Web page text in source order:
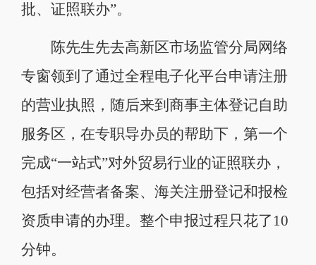
批、证照联办”。
陈先生先去高新区市场监管分局网络
专窗领到了通过全程电子化平台申请注册
的营业执照，随后来到商事主体登记自助
服务区，在专职导办员的帮助下，第一个
完成“一站式”对外贸易行业的证照联办，
包括对经营者备案、海关注册登记和报检
资质申请的办理。整个申报过程只花了10
分钟。